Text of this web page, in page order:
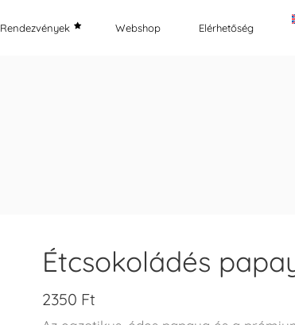
Rendezvények Webshop Elérhetőség
Étcsokoládés
2350 Ft